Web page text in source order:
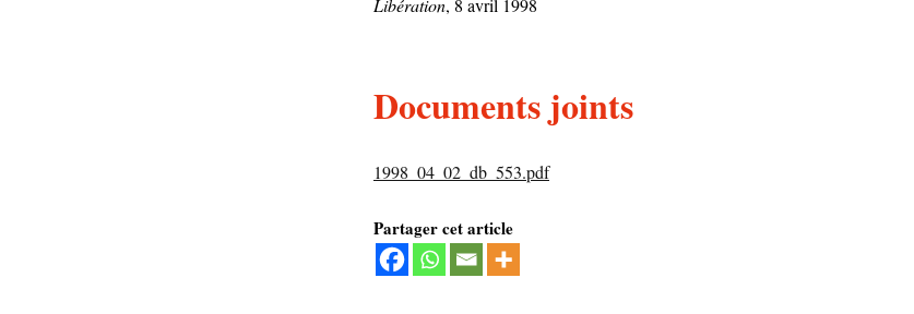
Libération, 8 avril 1998
Documents joints
1998_04_02_db_553.pdf
Partager cet article